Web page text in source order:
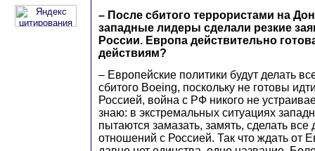
– После сбитого террористами на
западные лидеры сделали резкие
России. Европа действительно
действиям?
– Европейские политики будут делать
сбитого Boeing, поскольку не готовы
Россией, война с РФ никого не
знаю: в экстремальных ситуациях
пытаются замазать, замять, сделать все
отношений с Россией. Так что ждать от